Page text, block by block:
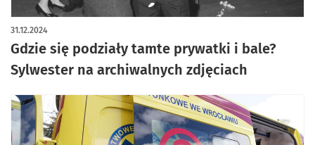
Gdzie się podziały tamte prywatki i bale?
Sylwester na archiwalnych zdjęciach
31.12.2024
artykuł z galerią zdjęć